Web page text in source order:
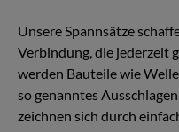
Unsere Spannsätze
Verbindung, die jederzeit
werden Bauteile wie
so genanntes
zeichnen sich durch